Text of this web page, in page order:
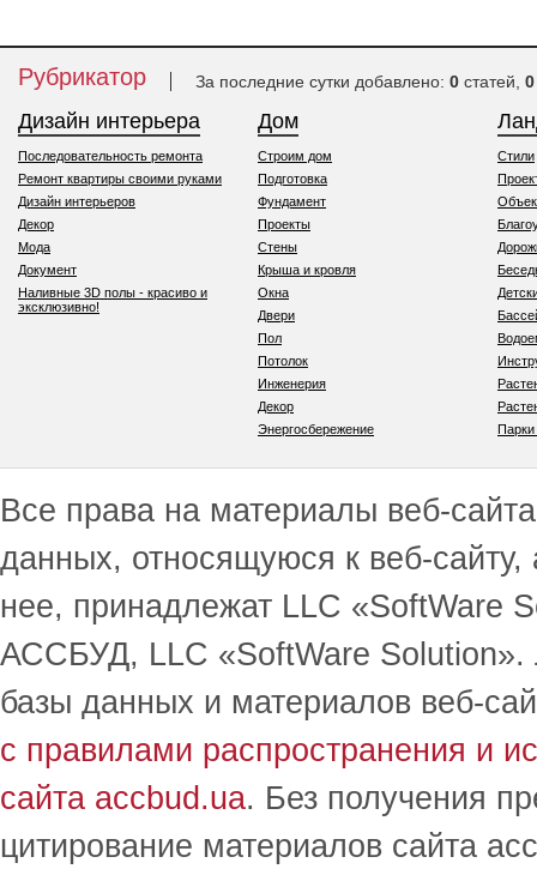
Рубрикатор За последние сутки добавлено: 0 статей, 0
Дизайн интерьера
Последовательность ремонта
Ремонт квартиры своими руками
Дизайн интерьеров
Декор
Мода
Документ
Наливные 3D полы - красиво и
эксклюзивно!
Дом
Строим дом
Подготовка
Фундамент
Проекты
Стены
Крыша и кровля
Окна
Двери
Пол
Потолок
Инженерия
Декор
Энергосбережение
Стили
Все права на материалы веб-
данных, относящуюся к веб-
нее, принадлежат LLC
АССБУД, LLC «SoftWare Solution».
базы данных и материалов веб-
с правилами распространения и
сайта accbud.ua. Без получения
цитирование материалов сайта